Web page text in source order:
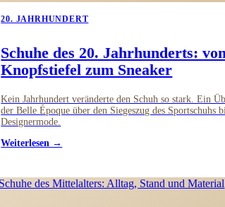
20. JAHRHUNDERT
Schuhe des 20. Jahrhunderts:
Knopfstiefel zum Sneaker
Kein Jahrhundert veränderte den Schuh so stark. Ein
der Belle Époque über den Siegeszug des Sportschuhs
Designermode.
Weiterlesen →